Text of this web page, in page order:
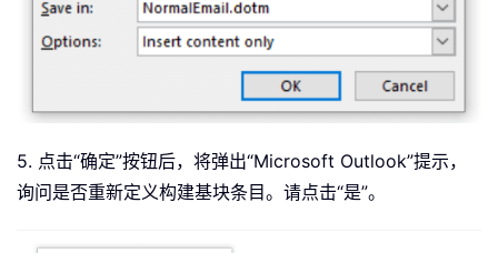
5. 点击“确定”按钮后，将弹出“Microsoft Outlook”提示，
询问是否重新定义构建基块条目。请点击“是”。